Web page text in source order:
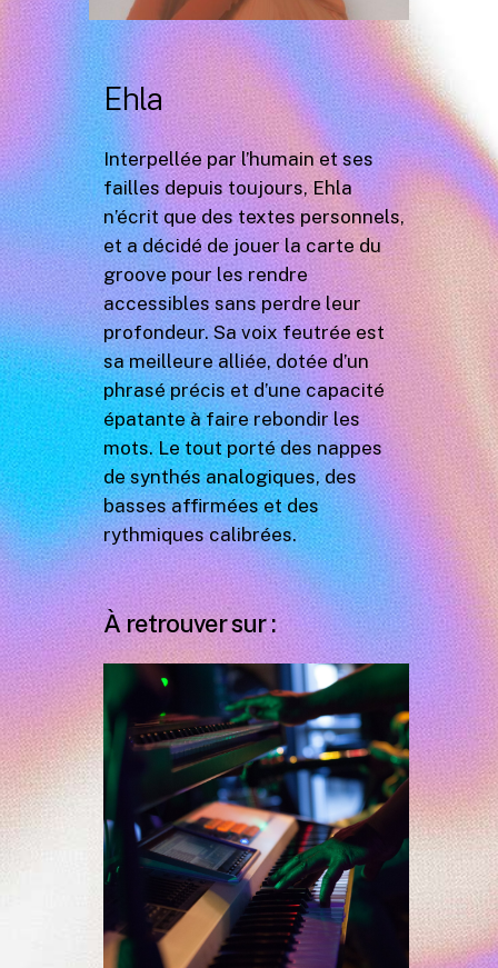
Ehla
Interpellée par l’humain et ses
failles depuis toujours, Ehla
n’écrit que des textes personnels,
et a décidé de jouer la carte du
groove pour les rendre
accessibles sans perdre leur
profondeur. Sa voix feutrée est
sa meilleure alliée, dotée d’un
phrasé précis et d’une capacité
épatante à faire rebondir les
mots. Le tout porté des nappes
de synthés analogiques, des
basses affirmées et des
rythmiques calibrées.
À retrouver sur :